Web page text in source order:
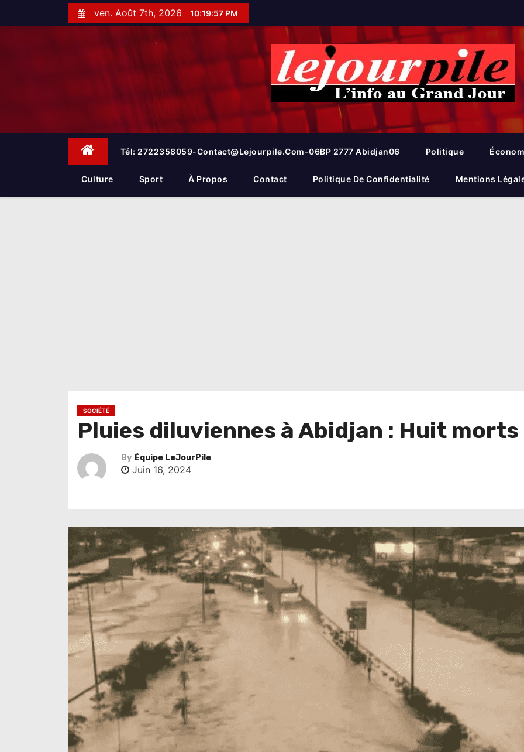
t
ven. Août 7th, 2026 10:19:58 PM
Tél: 2722358059-Contact@lejourpile.com-06BP 2777 Abidjan06 Politique
Culture Sport À Propos Contact Politique De Confidentialité Mentions
SOCIÉTÉ
Pluies diluviennes à Abidjan : Huit
By Équipe LeJourPile
Juin 16, 2024